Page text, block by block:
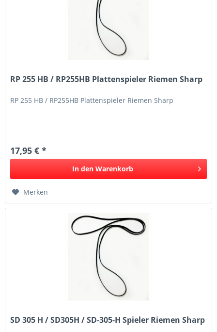
RP 255 HB / RP255HB Plattenspieler Riemen Sharp
RP 255 HB / RP255HB Plattenspieler Riemen Sharp
17,95 € *
In den Warenkorb
Merken
SD 305 H / SD305H / SD-305-H Spieler Riemen Sharp